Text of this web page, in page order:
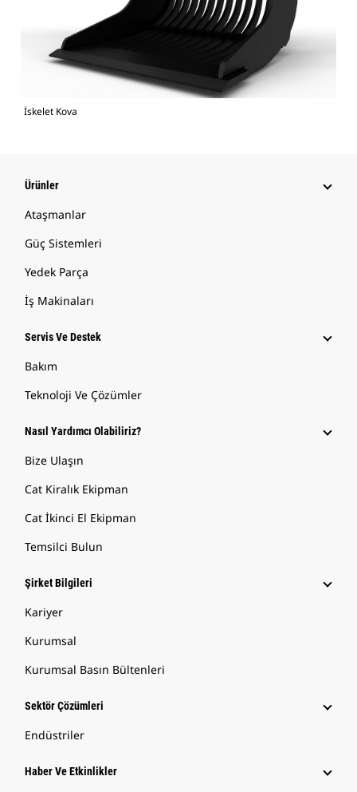
İskelet Kova
Ürünler
Ataşmanlar
Güç Sistemleri
Yedek Parça
İş Makinaları
Servis Ve Destek
Bakım
Teknoloji Ve Çözümler
Nasıl Yardımcı Olabiliriz?
Bize Ulaşın
Cat Kiralık Ekipman
Cat İkinci El Ekipman
Temsilci Bulun
Şirket Bilgileri
Kariyer
Kurumsal
Kurumsal Basın Bültenleri
Sektör Çözümleri
Endüstriler
Haber Ve Etkinlikler